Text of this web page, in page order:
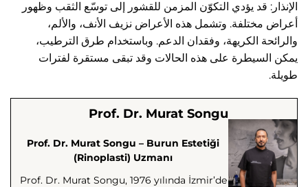
الإنذار: قد يؤدي التكوّن المزمن للقشور إلى توسّع الثقب وظهور
أعراض مختلفة. وتشمل هذه الأعراض نزيف الأنف، والألم،
والرائحة الكريهة، وفقدان الدعم. وباستخدام طرق الترطيب،
يمكن السيطرة على هذه الحالات وقد تبقى مستقرة لفترات
طويلة.
Prof. Dr. Murat Songu
Prof. Dr. Murat Songu – Burun Estetiği
(Rinoplasti) Uzmanı
Prof. Dr. Murat Songu, 1976 yılında İzmir’de